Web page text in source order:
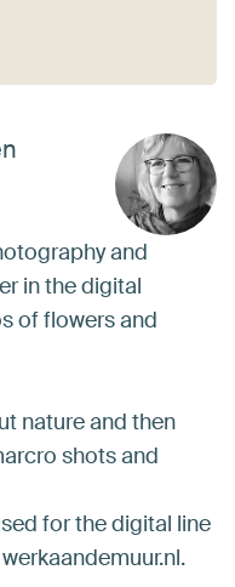
and
in the digital
of flowers and
nature and then
shots and
for the digital line